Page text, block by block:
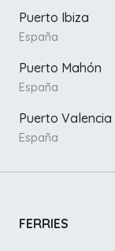
Puerto Ibiza
España
Puerto Mahón
España
Puerto Valencia
España
FERRIES